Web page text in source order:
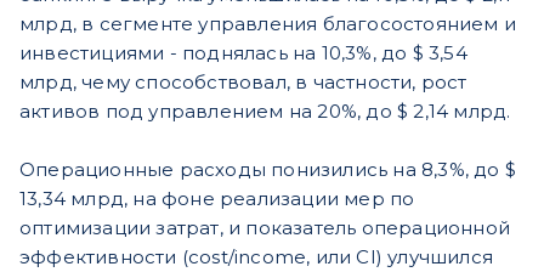
млрд, в сегменте управления благосостоянием и
инвестициями - поднялась на 10,3%, до $ 3,54
млрд, чему способствовал, в частности, рост
активов под управлением на 20%, до $ 2,14 млрд.
Операционные расходы понизились на 8,3%, до $
13,34 млрд, на фоне реализации мер по
оптимизации затрат, и показатель операционной
эффективности (cost/income, или CI) улучшился